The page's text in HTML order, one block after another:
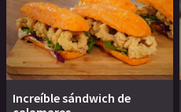
Increíble sándwich de